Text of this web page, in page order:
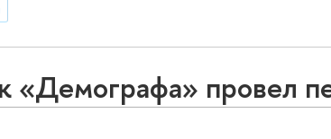
«Демографа» провел